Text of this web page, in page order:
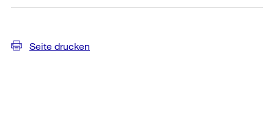
Seite drucken